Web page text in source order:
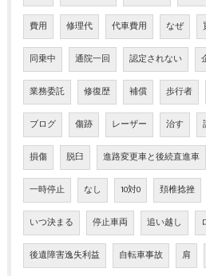
費用 修理代 代車費用 なぜ
同乗中 通院一回 認定されない
業務委託 修復歴 補償 歩行者
ブログ 傷跡 レーザー 治す
損傷 脱臼 進路変更車と後続直進車
一時停止 なし 10対0 頚椎捻挫
いつ決まる 停止車両 追い越し
後遺障害逸失利益 自転車事故 肩